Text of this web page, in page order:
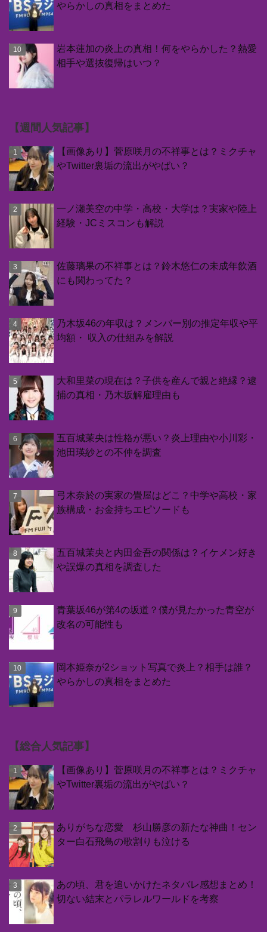
やらかしの真相をまとめた
岩本蓮加の炎上の真相！何をやらかした？熱愛
相手や選抜復帰はいつ？
【週間人気記事】
【画像あり】菅原咲月の不祥事とは？ミクチャ
やTwitter裏垢の流出がやばい？
一ノ瀬美空の中学・高校・大学は？実家や陸上
経験・JCミスコンも解説
佐藤璃果の不祥事とは？鈴木悠仁の未成年飲酒
にも関わってた？
乃木坂46の年収は？メンバー別の推定年収や平
均額・ 収入の仕組みを解説
大和里菜の現在は？子供を産んで親と絶縁？逮
捕の真相・乃木坂解雇理由も
五百城茉央は性格が悪い？炎上理由や小川彩・
池田瑛紗との不仲を調査
弓木奈於の実家の畳屋はどこ？中学や高校・家
族構成・お金持ちエピソードも
五百城茉央と内田金吾の関係は？イケメン好き
や誤爆の真相を調査した
青葉坂46が第4の坂道？僕が見たかった青空が
改名の可能性も
岡本姫奈が2ショット写真で炎上？相手は誰？
やらかしの真相をまとめた
【総合人気記事】
【画像あり】菅原咲月の不祥事とは？ミクチャ
やTwitter裏垢の流出がやばい？
ありがちな恋愛 杉山勝彦の新たな神曲！セン
ター白石飛鳥の歌割りも泣ける
あの頃、君を追いかけたネタバレ感想まとめ！
切ない結末とパラレルワールドを考察